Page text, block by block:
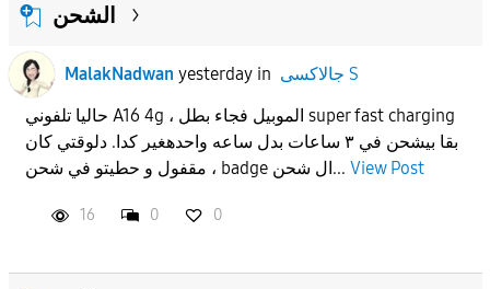
الشحن
MalakNadwan yesterdayin
جالاكسى S
حاليا تلفوني A16 4g ، الموبيل فجاء بطل super fast charging
بقا بيشحن في ٣ ساعات بدل ساعه واحدهغير كدا. دلوقتي كان
مقفول و حطيتو في شحن ، badge ال شحن... View Post
16 0 0